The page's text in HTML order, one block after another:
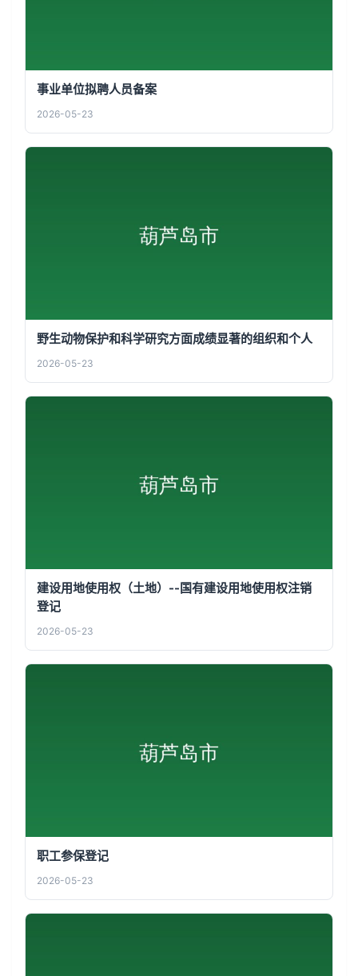
事业单位拟聘人员备案
2026-05-23
野生动物保护和科学研究方面成绩显著的组织和个人
2026-05-23
建设用地使用权（土地）--国有建设用地使用权注销
登记
2026-05-23
职工参保登记
2026-05-23